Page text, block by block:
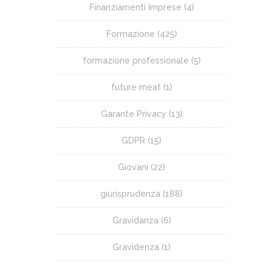
Finanziamenti Imprese (4)
Formazione (425)
formazione professionale (5)
future meat(1)
Garante Privacy (13)
GDPR (15)
Giovani (22)
giurisprudenza (188)
Gravidanza(6)
Gravidenza (1)